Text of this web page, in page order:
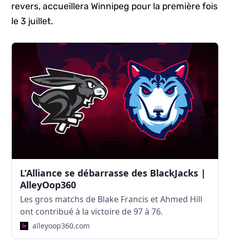
revers, accueillera Winnipeg pour la première fois
le 3 juillet.
L’Alliance se débarrasse des BlackJacks |
AlleyOop360
Les gros matchs de Blake Francis et Ahmed Hill
ont contribué à la victoire de 97 à 76.
alleyoop360.com